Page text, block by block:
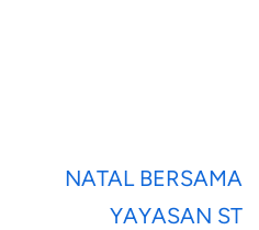
NATAL BERSAMA
YAYASAN ST